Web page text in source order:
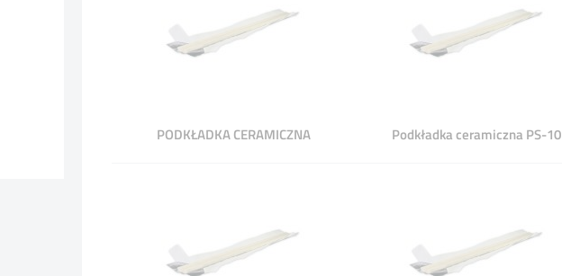
PODKŁADKA CERAMICZNA Podkładka ceramiczna PS-10